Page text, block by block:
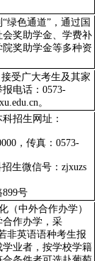
“绿色通道”，通过国
奖助学金、学费补
奖助学金等多种资
受广大考生及其家
电话： 0573-
。
招生网址：
，传真： 0573-
生微信号： zjxuzs
899号
（中外合作办学）
作办学，采
非英语语种考生报
业者，按学校学籍